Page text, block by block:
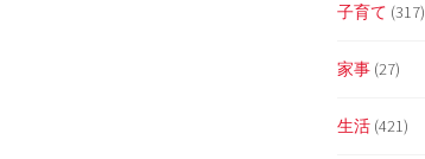
子育て (317)
家事 (27)
生活 (421)